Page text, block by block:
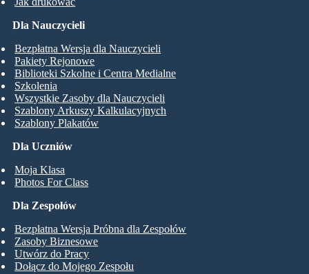
Dla Uczniów
Moja Klasa
Photos For Class
Dla Nauczycieli
Bezpłatna Wersja dla Nauczycieli
Pakiety Rejonowe
Biblioteki Szkolne i Centra Medialne
Szkolenia
Wszystkie Zasoby dla Nauczycieli
Szablony Arkuszy Kalkulacyjnych
Szablony Plakatów
Dla Zespołów
Bezpłatna Wersja Próbna dla Zespołów
Zasoby Biznesowe
Utwórz do Pracy
Dołącz do Mojego Zespołu